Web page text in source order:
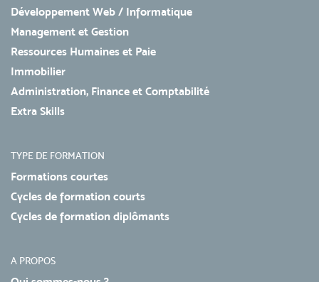
Développement Web / Informatique
Management et Gestion
Ressources Humaines et Paie
Immobilier
Administration, Finance et Comptabilité
Extra Skills
TYPE DE FORMATION
Formations courtes
Cycles de formation courts
Cycles de formation diplômants
A PROPOS